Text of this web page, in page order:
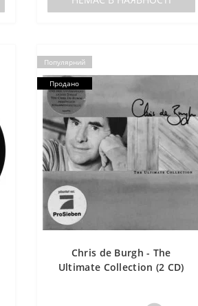
Популярний
Продано
Chris de Burgh - The
Ultimate Collection (2 CD)